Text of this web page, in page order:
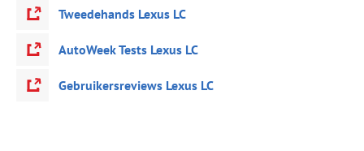
Tweedehands Lexus LC
AutoWeek Tests Lexus LC
Gebruikersreviews Lexus LC